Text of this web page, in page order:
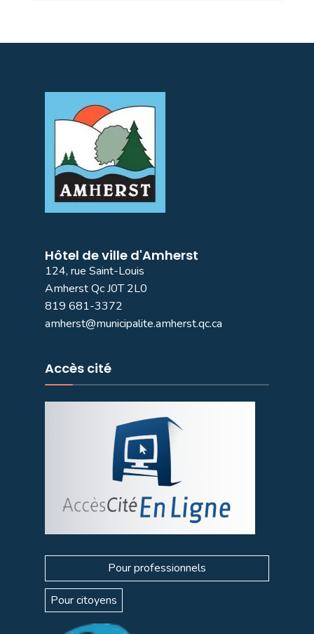
Hôtel de ville d'Amherst
124, rue Saint-Louis
Amherst Qc J0T 2L0
819 681-3372
amherst@municipalite.amherst.qc.ca
Accès cité
Pour professionnels
Pour citoyens